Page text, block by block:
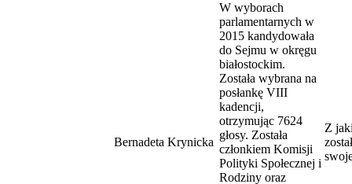
Bernadeta Krynicka
W wyborach
parlamentarnych w
2015 kandydowała
do Sejmu w okręgu
białostockim.
Została wybrana na
posłankę VIII
kadencji,
otrzymując 7624
głosy. Została
członkiem Komisji
Polityki Społecznej i
Rodziny oraz
Z